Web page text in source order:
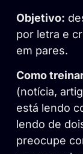
Objetivo:
por letra e
em pares.
Como
(notícia,
está lendo
lendo de
preocupe